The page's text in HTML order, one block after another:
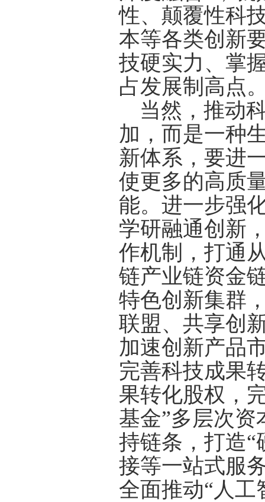
性、颠覆性科
本等各类创新
技硬实力、掌
占发展制高点
当然，推动
加，而是一种
新体系，要进
使更多的高质
能。进一步强
学研融通创新
作机制，打通
链产业链资金
特色创新集群
联盟、共享创
加速创新产品
完善科技成果
果转化股权，
基金”多层次
持链条，打造“
接等一站式服
全面推动“人工